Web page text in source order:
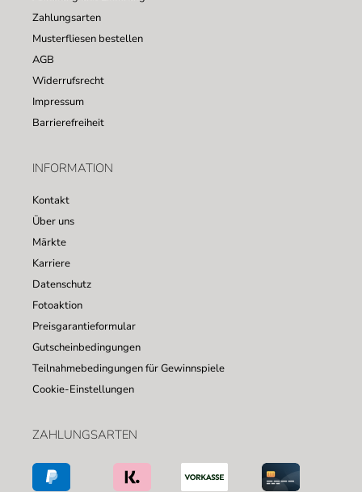
Zahlungsarten
Musterfliesen bestellen
AGB
Widerrufsrecht
Impressum
Barrierefreiheit
INFORMATION
Kontakt
Über uns
Märkte
Karriere
Datenschutz
Fotoaktion
Preisgarantieformular
Gutscheinbedingungen
Teilnahmebedingungen für Gewinnspiele
Cookie-Einstellungen
ZAHLUNGSARTEN